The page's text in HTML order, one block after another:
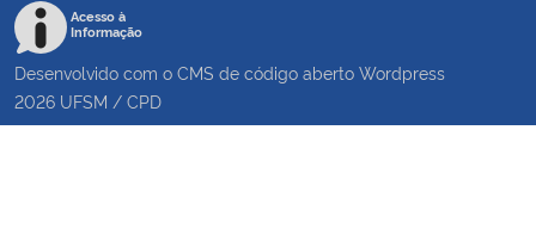
Acesso à
Informação
Desenvolvido com o CMS de código aberto Wordpress
2026 UFSM / CPD